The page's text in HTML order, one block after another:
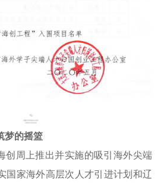
梦的摇篮
创周上推出并实施的吸引海外尖端
国家海外高层次人才引进计划和辽